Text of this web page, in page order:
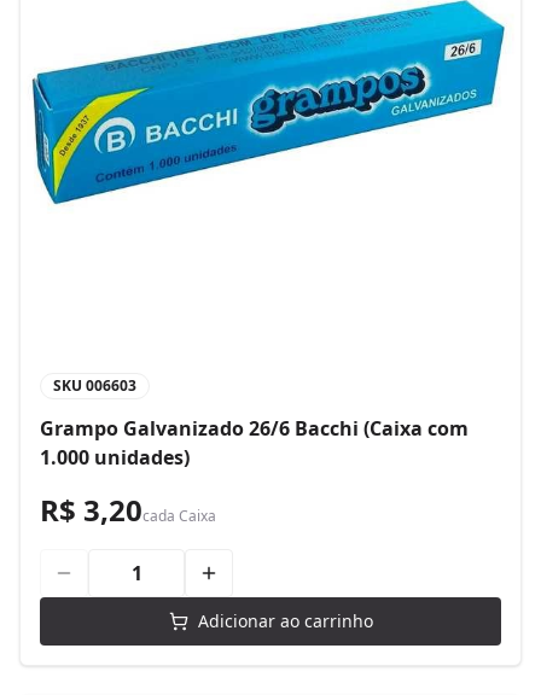
SKU 006603
Grampo Galvanizado 26/6 Bacchi (Caixa com
1.000 unidades)
R$ 3,20cada Caixa
Adicionar ao carrinho